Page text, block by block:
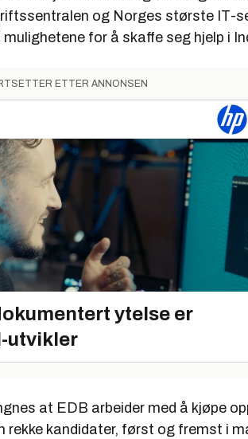
og Norges største IT-
for å skaffe seg hjelp i
ETTER ANNONSEN
ytelse er
utvikler
at EDB arbeider med å kjøpe
rekke kandidater, først og fremst i